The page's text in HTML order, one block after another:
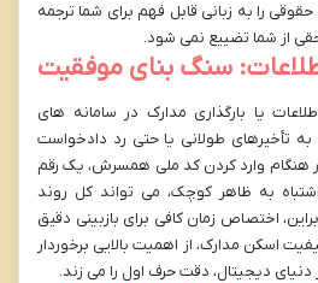
را به زبانی قابل فهم برای شما ترجمه
از شما تضییع نمی شود.
سنگ بنای موفقیت
یا بارگذاری مدارک در سامانه های
به تأخیرهای طولانی یا حتی رد دادخواست
هنگام وارد کردن کد ملی همسرش، یک رقم
اشتباه به ظاهر کوچک، می تواند کل روند
اختصاص زمان کافی برای بازبینی دقیق
اسکن مدارک، از اهمیت بالایی برخوردار
دیجیتال، دقت حرف اول را می زند.